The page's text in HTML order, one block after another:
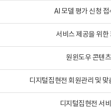
AI 모델 평가 신청 접
서비스 제공을 위한
원윈도우 콘텐
디지털집현전 회원관리 및
디지털집현전 서